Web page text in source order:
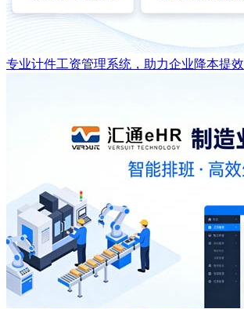
专业计件工资管理系统，助力企业降本提效